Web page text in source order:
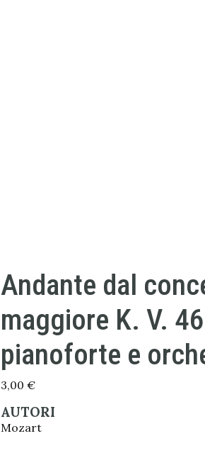
Andante dal
maggiore K. V.
pianoforte e
3,00 €
AUTORI
Mozart